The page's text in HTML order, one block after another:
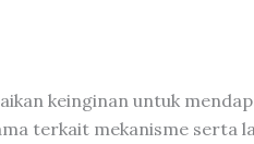
keinginan untuk
terkait mekanisme serta